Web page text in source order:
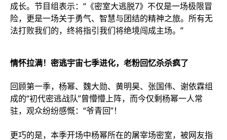
成长。节目组表示：“《密室大逃脱7》不仅是一场极限冒
险，更是一场关于勇气、智慧与团结的精神之旅。所有无
法打败我们的，终将指引我们将绝境闯成主场。”
情怀拉满！密逃宇宙七季进化，老粉回忆杀杀疯了
回顾第一季，杨幂、魏大勋、黄明昊、张国伟、谢依霖组
成的“初代密逃战队”曾懵懵上阵，而今仅剩杨幂一人常
驻，观众纷纷感慨：“爷青回”！
更巧的是，本季开场中杨幂所在的屠宰场密室，被网友指